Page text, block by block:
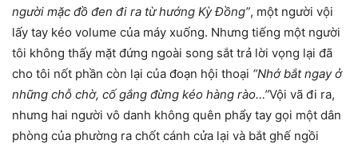
người mặc đồ đen đi ra từ hướng Kỳ Đồng”, một người vội
lấy tay kéo volume của máy xuống. Nhưng tiếng một người
tôi không thấy mặt đứng ngoài song sắt trả lời vọng lại đã
cho tôi nốt phần còn lại của đoạn hội thoại “Nhớ bắt ngay ở
những chỗ chờ, cố gắng đừng kéo hàng rào…”Vội vã đi ra,
nhưng hai người vô danh không quên phẩy tay gọi một dân
phòng của phường ra chốt cánh cửa lại và bắt ghế ngồi